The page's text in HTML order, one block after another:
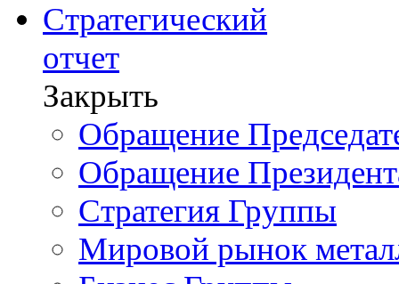
Стратегический
отчет
Закрыть
Обращение
Обращение
Стратегия Группы
Мировой рынок